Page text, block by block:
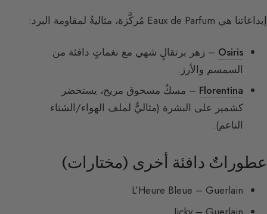
إبداعاتنا هي Eaux de Parfum مُركَّزة، مثاليةٌ لمقاومة البرد:
Osiris – زهر برتقالٍ شهي مع نغماتٍ دافئة من
السمسم والأرز.
Florentina – مسكٌ مسحوق مريح، يستحضر
كشمير على البشرة (مثاليٌّ لملف الهواء/الشتاء
الناعم).
عطوراتٌ دافئة أخرى (مختارات)
L’Heure Bleue – Guerlain